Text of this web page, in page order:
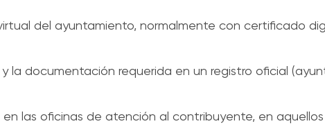
del ayuntamiento, normalmente con certificado
la documentación requerida en un registro oficial
las oficinas de atención al contribuyente, en